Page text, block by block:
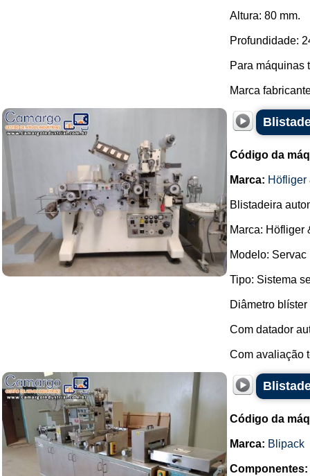
Altura: 80 mm.
Profundidade:
Para máquinas
Marca
Código da
Marca: Höfliger
Blistadeira
Marca: Höfliger
Modelo: Servac
Tipo: Sistema
Diâmetro
Com datador
Com avaliação
Código da
Marca: Blipack
Componentes: